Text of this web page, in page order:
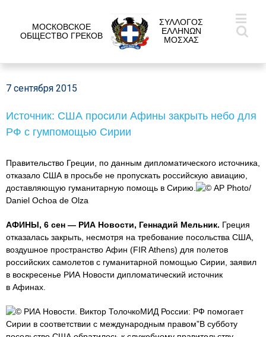
МОСКОВСКОЕ
ОБЩЕСТВО ГРЕКОВ
ΣΥΛΛΟΓΟΣ
ΕΛΛΗΝΩΝ
ΜΟΣΧΑΣ
7 сентября 2015
Источник: США просили Афины закрыть небо для
РФ с гумпомощью Сирии
Правительство Греции, по данным дипломатического источника,
отказало США в просьбе не пропускать российскую авиацию,
доставляющую гуманитарную помощь в Сирию.
© AP Photo/
Daniel Ochoa de Olza
АФИНЫ, 6 сен — РИА Новости, Геннадий Мельник. Греция
отказалась закрыть, несмотря на требование посольства США,
воздушное пространство Афин (FIR Athens) для полетов
российских самолетов с гуманитарной помощью Сирии, заявил
в воскресенье РИА Новости дипломатический источник
в Афинах.
© РИА Новости. Виктор ТолочкоМИД России: РФ помогает
Сирии в соответствии с международным правом”В субботу